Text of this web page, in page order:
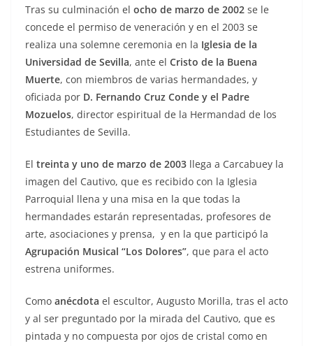
Tras su culminación el ocho de marzo de 2002 se le
concede el permiso de veneración y en el 2003 se
realiza una solemne ceremonia en la Iglesia de la
Universidad de Sevilla, ante el Cristo de la Buena
Muerte, con miembros de varias hermandades, y
oficiada por D. Fernando Cruz Conde y el Padre
Mozuelos, director espiritual de la Hermandad de los
Estudiantes de Sevilla.
El treinta y uno de marzo de 2003 llega a Carcabuey la
imagen del Cautivo, que es recibido con la Iglesia
Parroquial llena y una misa en la que todas la
hermandades estarán representadas, profesores de
arte, asociaciones y prensa, y en la que participó la
Agrupación Musical “Los Dolores”, que para el acto
estrena uniformes.
Como anécdota el escultor, Augusto Morilla, tras el acto
y al ser preguntado por la mirada del Cautivo, que es
pintada y no compuesta por ojos de cristal como en